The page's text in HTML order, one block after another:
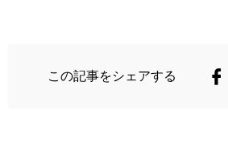
この記事をシェアする